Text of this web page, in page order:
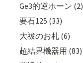
Ge3的逆ホーン (2)
要石125 (33)
大祓のお札 (6)
超結界機器用 (83)